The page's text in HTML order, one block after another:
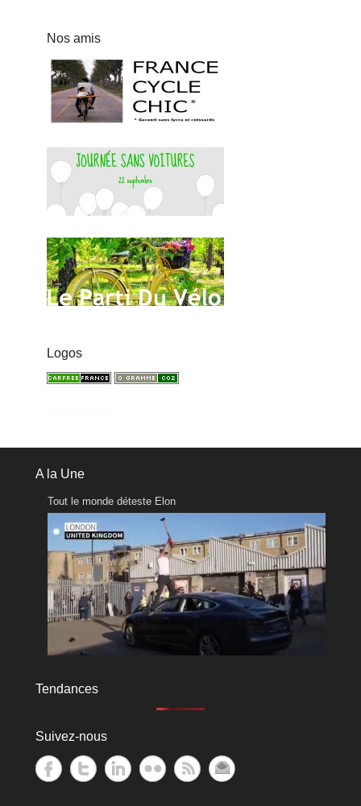
Nos amis
Logos
A la Une
Tout le monde déteste Elon
Tendances
Suivez-nous